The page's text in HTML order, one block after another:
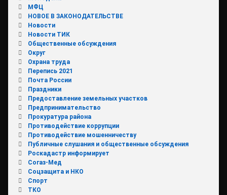
МФЦ
НОВОЕ В ЗАКОНОДАТЕЛЬСТВЕ
Новости
Новости ТИК
Общественные обсуждения
Округ
Охрана труда
Перепись 2021
Почта России
Праздники
Предоставление земельных участков
Предпринимательство
Прокуратура района
Противодействие коррупции
Противодействие мошенничеству
Публичные слушания и общественные обсуждения
Роскадастр информирует
Согаз-Мед
Соцзащита и НКО
Спорт
ТКО